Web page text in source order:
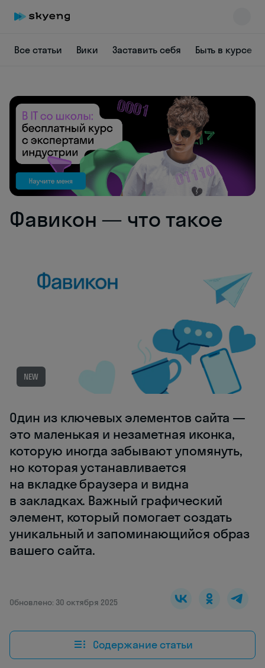
Все статьи Вики Заставить себя Быть в курсе
Фавикон — что такое
NEW
Один из ключевых элементов сайта —
это маленькая и незаметная иконка,
которую иногда забывают упомянуть,
но которая устанавливается
на вкладке браузера и видна
в закладках. Важный графический
элемент, который помогает создать
уникальный и запоминающийся образ
вашего сайта.
Обновлено: 30 октября 2025
Содержание статьи
Skyeng Chat
online